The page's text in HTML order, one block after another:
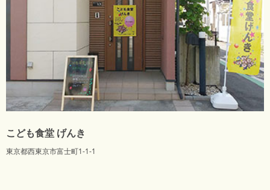
こども食堂 げんき
東京都西東京市富士町1-1-1